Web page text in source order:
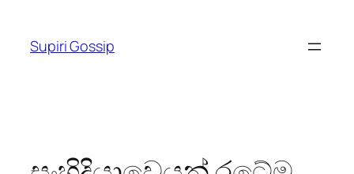
content
Supiri Gossip